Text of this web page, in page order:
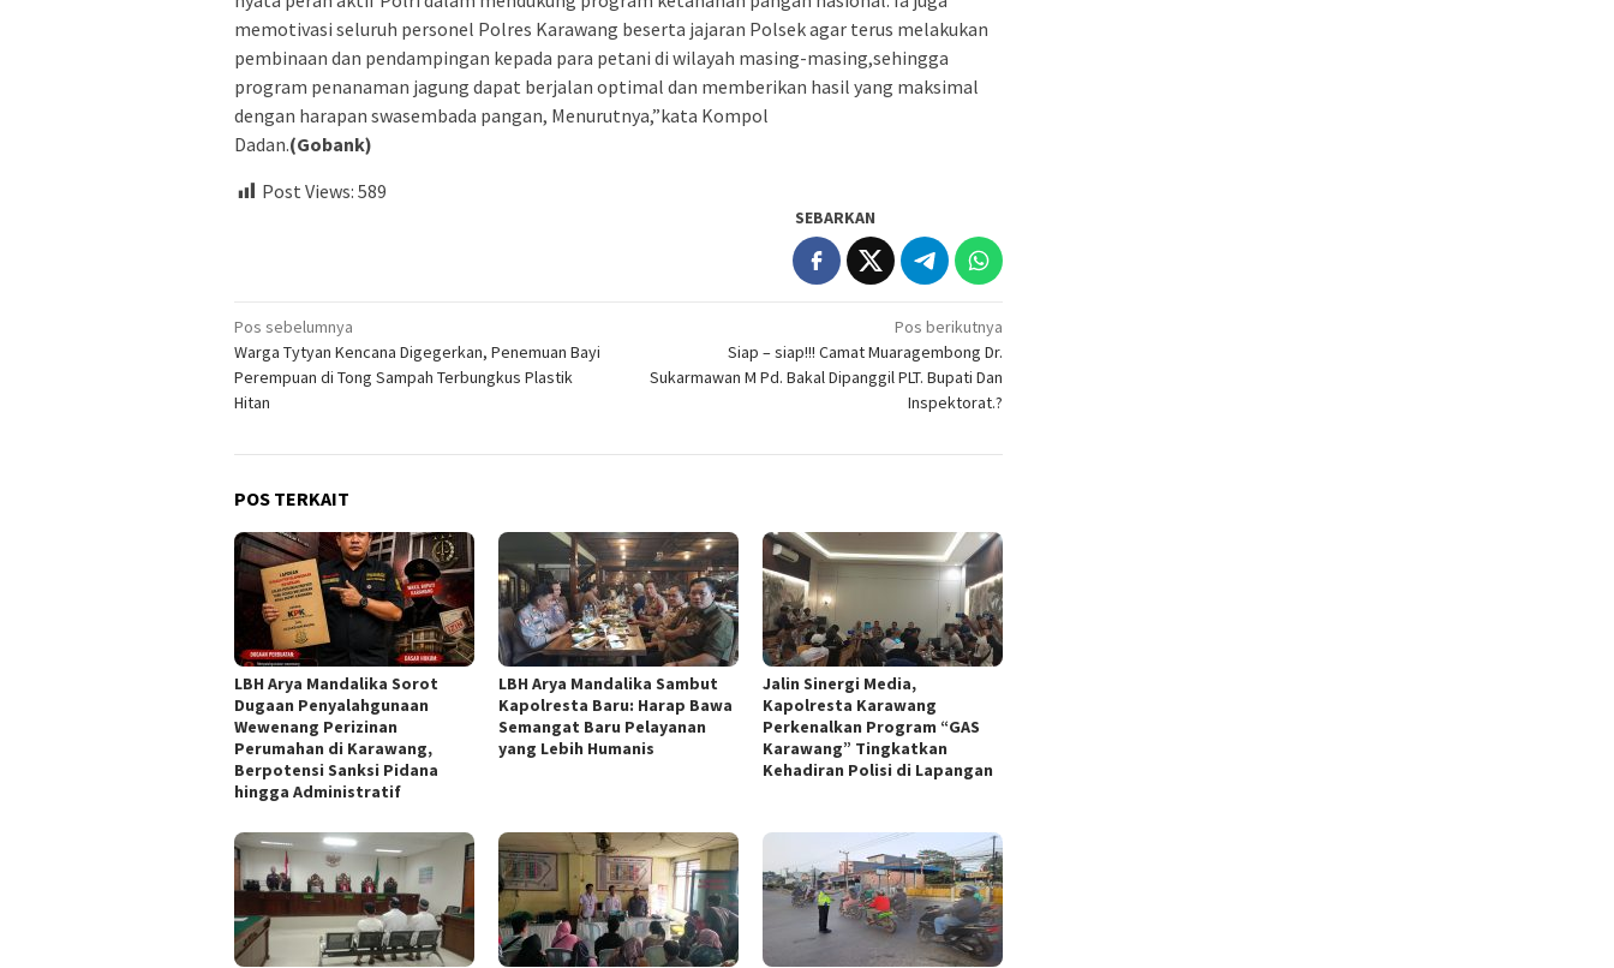
memotivasi seluruh personel Polres Karawang beserta jajaran Polsek agar terus melakukan
pembinaan dan pendampingan kepada para petani di wilayah masing-masing,sehingga
program penanaman jagung dapat berjalan optimal dan memberikan hasil yang maksimal
dengan harapan swasembada pangan, Menurutnya,”kata Kompol
Dadan.(Gobank)
Post Views: 589
SEBARKAN
Navigasi
pos
Pos sebelumnya
Warga Tytyan Kencana Digegerkan, Penemuan Bayi
Perempuan di Tong Sampah Terbungkus Plastik
Hitan
Pos berikutnya
Siap – siap!!! Camat Muaragembong Dr.
Sukarmawan M Pd. Bakal Dipanggil PLT. Bupati Dan
Inspektorat.?
POS TERKAIT
LBH Arya Mandalika Sorot
Dugaan Penyalahgunaan
Wewenang Perizinan
Perumahan di Karawang,
Berpotensi Sanksi Pidana
hingga Administratif
LBH Arya Mandalika Sambut
Kapolresta Baru: Harap Bawa
Semangat Baru Pelayanan
yang Lebih Humanis
Jalin Sinergi Media,
Kapolresta Karawang
Perkenalkan Program “GAS
Karawang” Tingkatkan
Kehadiran Polisi di Lapangan